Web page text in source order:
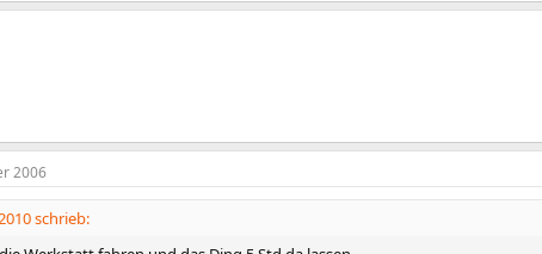
2006
schrieb: